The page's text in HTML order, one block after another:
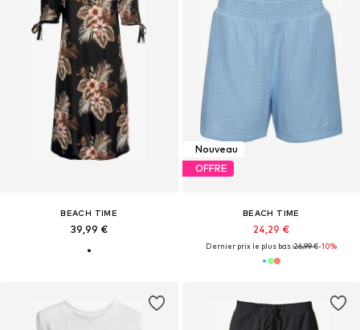
BEACH TIME
39,99 €
Nouveau
OFFRE
BEACH TIME
24,29 €
Dernier prix le plus bas :26,99 €-10%